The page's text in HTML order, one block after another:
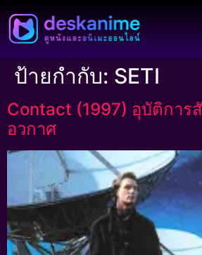
ป้ายกำกับ: SETI
Contact (1997) อุบัติการ
อวกาศ